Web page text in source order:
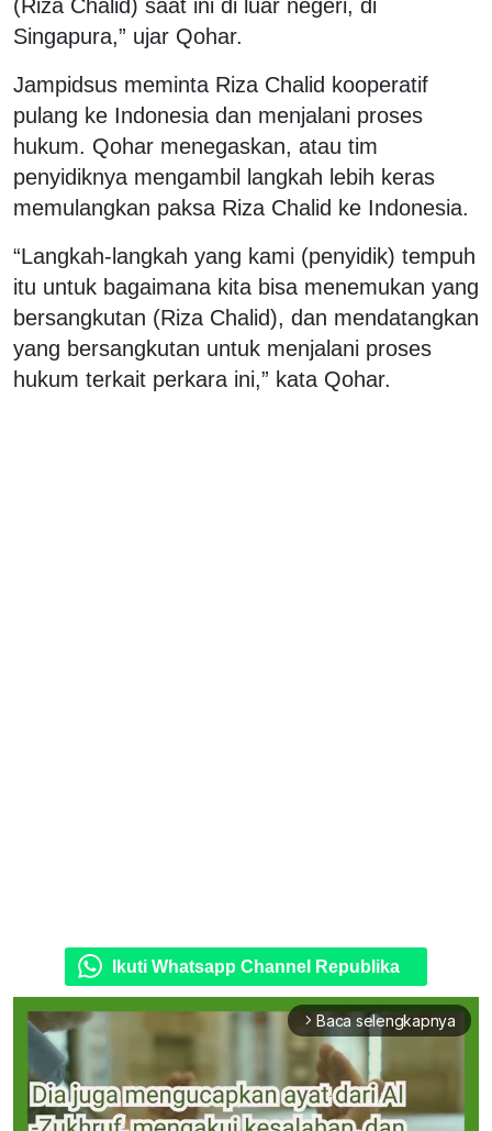
(Riza Chalid) saat ini di luar negeri, di
Singapura,” ujar Qohar.
Jampidsus meminta Riza Chalid kooperatif
pulang ke Indonesia dan menjalani proses
hukum. Qohar menegaskan, atau tim
penyidiknya mengambil langkah lebih keras
memulangkan paksa Riza Chalid ke Indonesia.
“Langkah-langkah yang kami (penyidik) tempuh
itu untuk bagaimana kita bisa menemukan yang
bersangkutan (Riza Chalid), dan mendatangkan
yang bersangkutan untuk menjalani proses
hukum terkait perkara ini,” kata Qohar.
Ikuti Whatsapp Channel Republika
arrow_forward_ios Baca selengkapnya